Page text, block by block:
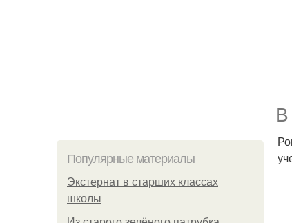
В
Популярные материалы
Экстернат в старших классах
школы